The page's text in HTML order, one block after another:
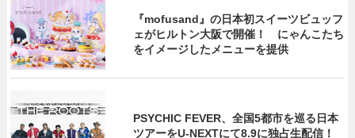
『mofusand』の日本初スイーツビュッフ
ェがヒルトン大阪で開催！ にゃんこたち
をイメージしたメニューを提供
PSYCHIC FEVER、全国5都市を巡る日本
ツアーをU‐NEXTにて8.9に独占生配信！